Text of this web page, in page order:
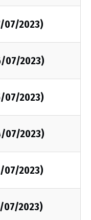
07/2023)
07/2023)
07/2023)
07/2023)
07/2023)
07/2023)